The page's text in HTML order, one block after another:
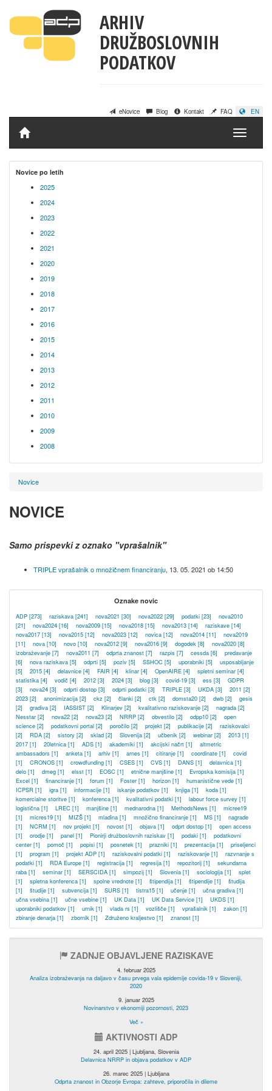
ARHIV
DRUŽBOSLOVNIH
PODATKOV
eNovice Blog Kontakt FAQ EN
Domov
Novice po letih
2025
2024
2023
2022
2021
2020
2019
2018
2017
2016
2015
2014
2013
2012
2011
2010
2009
2008
Novice
NOVICE
Samo prispevki z oznako "vprašalnik"
TRIPLE vprašalnik o množičnem financiranju, 13. 05. 2021 ob 14:50
Oznake novic
ADP [273] raziskava [241] nova2021 [30] nova2022 [29] podatki [23]
nova2010
[21]
nova2024 [16] nova2009 [15] nova2018 [15] nova2013 [14] raziskave [14]
nova2017 [13] nova2015 [12] nova2023 [12] novica [12] nova2014 [11]
nova2019
[11]
nova [10] novo [10] nova2012 [9] nova2016 [9] dogodek [8] nova2020 [8]
izobraževanje [7] nova2011 [7] odprta znanost [7] razpis [7] cessda [6]
predavanje
[6]
nova raziskava [5] odprti [5] poziv [5] SSHOC [5] uporabniki [5]
usposabljanje
[5]
2015 [4] delavnice [4] FAIR [4] klinar [4] OpenAIRE [4] spletni seminar [4]
statistika [4] vodič [4] 2012 [3] 2024 [3] blog [3] covid-19 [3] ess [3]
GDPR
[3]
nova24 [3] odprti dostop [3] odprti podatki [3] TRIPLE [3] UKDA [3] 2011 [2]
2023 [2] anonimizacija [2] ckz [2] članki [2] ctk [2] domsta20 [2] dwb [2]
gesis
[2]
gradiva [2] IASSIST [2] Klinarjev [2] kvalitativno raziskovanje [2] nagrada [2]
Nesstar [2] nova22 [2] nova23 [2] NRRP [2] obvestilo [2] odpp10 [2]
open
science [2] podatkovni portal [2] poročilo [2] projekt [2] publikacije [2]
raziskovalci
[2]
RDA [2] sistory [2] sklad [2] Slovenija [2] učbenik [2] webinar [2] 2013 [1]
2017 [1] 20letnica [1] ADS [1] akademiki [1] akcijski načrt [1]
altmetric
ambassadors [1] anketa [1] arhiv [1] arnes [1] citiranje [1] coordinate [1]
covid
[1]
CRONOS [1] crowdfunding [1] CSES [1] CVS [1] DANS [1] delavnica [1]
delo [1] dmeg [1] elsst [1] EOSC [1] etnične manjšine [1] Evropska komisija [1]
Excel [1] financiranje [1] forum [1] Foster [1] horizon [1] humanistične vede [1]
ICPSR [1] igra [1] informacije [1] iskanje podatkov [1] knjiga [1] koda [1]
komercialne storitve [1] konferenca [1] kvalitativni podatki [1] labour force survey [1]
logistična [1] LREC [1] manjšine [1] mednarodna [1] MethodsNews [1]
micree19
[1]
micres19 [1] MIZŠ [1] mladina [1] množično financiranje [1] MS [1]
nagrade
[1]
NCRM [1] nov projekt [1] novost [1] objava [1] odprt dostop [1]
open access
[1]
orodje [1] panel [1] Pionirji družboslovnih raziskav [1] podaki [1]
podatkovni
center [1] pomoč [1] popisi [1] posnetek [1] prazniki [1] prezentacija [1]
priseljenci
[1]
program [1] projekt ADP [1] raziskovalni podatki [1] raziskovanje [1]
razvnanje s
podatki [1] RDA Europe [1] registracija [1] regresija [1] repozitorij [1]
sekundarna
raba [1] seminar [1] SERSCIDA [1] simpozij [1] Slovenia [1] sociologija [1]
splet
[1]
spletna konferenca [1] spolne vrednote [1] štipendija [1] štipendije [1]
študija
[1]
študije [1] subvencija [1] SURS [1] tistra15 [1] učenje [1] učna gradiva [1]
učna vsebina [1] učne vsebine [1] UK Data [1] UK Data Service [1] UKDS [1]
uporabniki podatkov [1] urnik [1] vlada rs [1] vozlišče [1] vprašalnik [1] zakon [1]
zbiranje denarja [1] zbornik [1] Združeno kraljestvo [1] znanost [1]
ZADNJE OBJAVLJENE RAZISKAVE
4. februar 2025
Analiza izobraževanja na daljavo v času prvega vala epidemije covida-19 v Sloveniji,
2020
9. januar 2025
Novinarstvo v ekonomiji pozornosti, 2023
Več »
AKTIVNOSTI ADP
24. april 2025 | Ljubljana, Slovenia
Delavnica NRRP in objava podatkov v ADP
26. marec 2025 | Ljubljana
Odprta znanost in Obzorje Evropa: zahteve, priporočila in dileme